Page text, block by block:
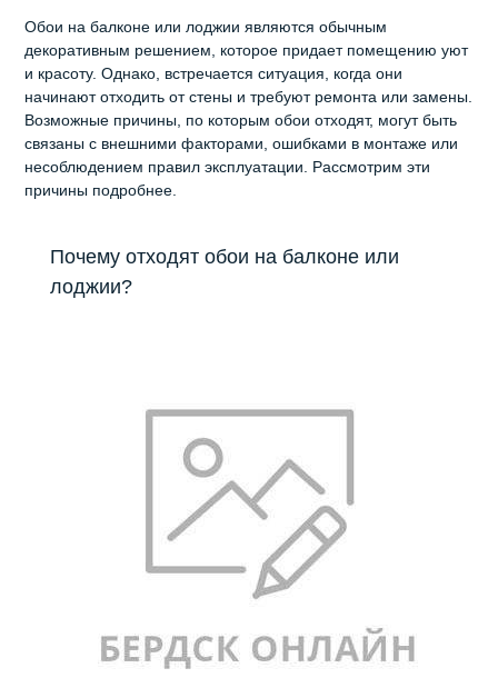
Обои на балконе или лоджии являются обычным
декоративным решением, которое придает помещению уют
и красоту. Однако, встречается ситуация, когда они
начинают отходить от стены и требуют ремонта или замены.
Возможные причины, по которым обои отходят, могут быть
связаны с внешними факторами, ошибками в монтаже или
несоблюдением правил эксплуатации. Рассмотрим эти
причины подробнее.
Почему отходят обои на балконе или
лоджии?